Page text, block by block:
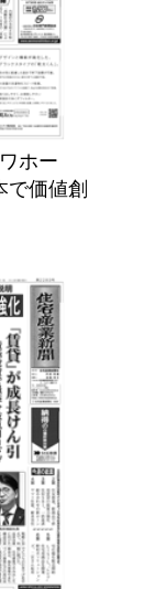
ホー
で価値創